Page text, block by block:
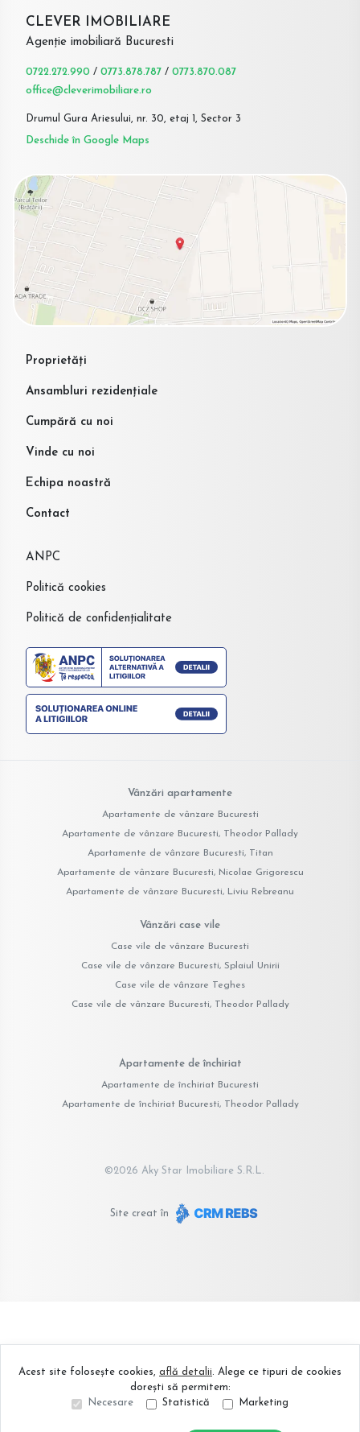
CLEVER IMOBILIARE
Agenție imobiliară Bucuresti
0722.272.990 / 0773.878.787 / 0773.870.087
office@cleverimobiliare.ro
Drumul Gura Ariesului, nr. 30, etaj 1, Sector 3
Deschide în Google Maps
Proprietăți
Ansambluri rezidențiale
Cumpără cu noi
Vinde cu noi
Echipa noastră
Contact
ANPC
Politică cookies
Politică de confidențialitate
Vânzări apartamente
Apartamente de vânzare Bucuresti
Apartamente de vânzare Bucuresti, Theodor Pallady
Apartamente de vânzare Bucuresti, Titan
Apartamente de vânzare Bucuresti, Nicolae Grigorescu
Apartamente de vânzare Bucuresti, Liviu Rebreanu
Vânzări case vile
Case vile de vânzare Bucuresti
Case vile de vânzare Bucuresti, Splaiul Unirii
Case vile de vânzare Teghes
Case vile de vânzare Bucuresti, Theodor Pallady
Apartamente de închiriat
Apartamente de închiriat Bucuresti
Apartamente de închiriat Bucuresti, Theodor Pallady
©2026 Aky Star Imobiliare S.R.L.
Site creat în
Acest site folosește cookies, află detalii. Alege ce tipuri de cookies
dorești să permitem:
Necesare
Statistică Marketing